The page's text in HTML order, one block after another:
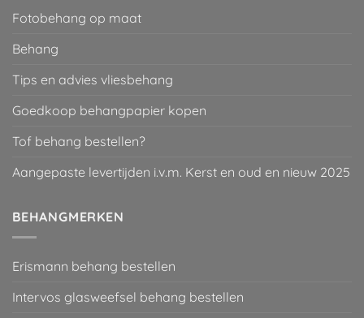
Fotobehang op maat
Behang
Tips en advies vliesbehang
Goedkoop behangpapier kopen
Tof behang bestellen?
Aangepaste levertijden i.v.m. Kerst en oud en nieuw 2025
BEHANGMERKEN
Erismann behang bestellen
Intervos glasweefsel behang bestellen